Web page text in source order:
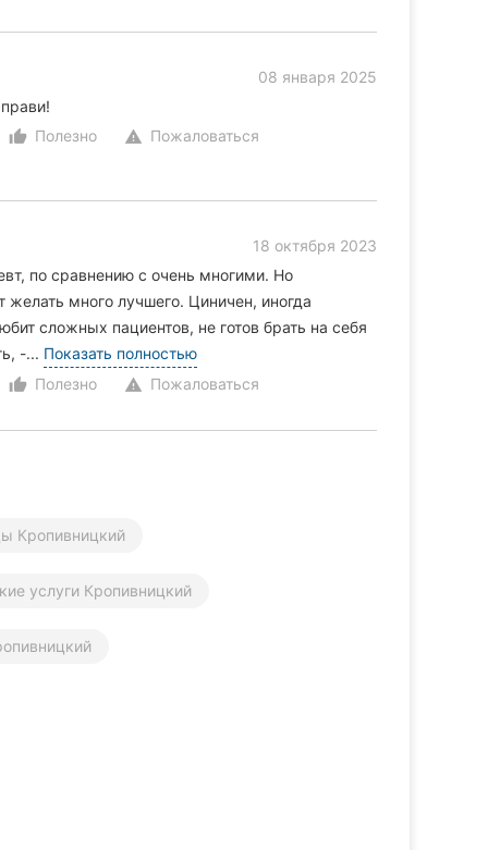
08 января 2025
thumb_up_alt
Полезно warning Пожаловаться
18 октября 2023
по сравнению с очень многими. Но
желать много лучшего. Циничен, иногда
сложных пациентов, не готов брать на себя
-... Показать полностью
thumb_up_alt
Полезно warning Пожаловаться
Кропивницкий
услуги Кропивницкий